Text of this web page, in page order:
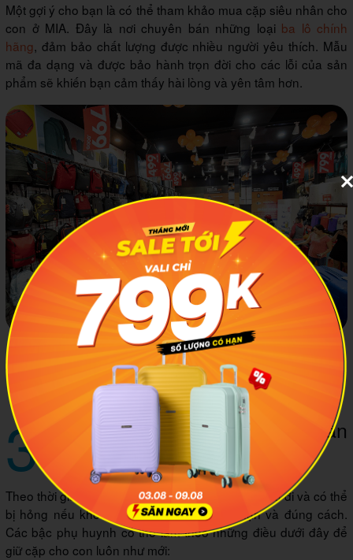
Một gợi ý cho bạn là có thể tham khảo mua cặp siêu nhân cho
con ở MIA. Đây là nơi chuyên bán những loại ba lô chính
hãng, đảm bảo chất lượng được nhiều người yêu thích. Mẫu
mã đa dạng và được bảo hành trọn đời cho các lỗi của sản
phẩm sẽ khiến bạn cảm thấy hài lòng và yên tâm hơn.
MIA là địa điểm mua sắm được nhiều người ưa thích bởi
chất lượng và dịch vụ tốt, đảm bảo quyền lợi cho khách
hàng
3 Cách bảo quản cặp siêu nhân
cho bé trai đúng cách
Theo thời gian những chiếc cặp siêu nhân sẽ bị cũ đi và có thể
bị hỏng nếu không được bảo quản cẩn thận và đúng cách.
Các bậc phụ huynh có thể làm theo những điều dưới đây để
giữ cặp cho con luôn như mới: